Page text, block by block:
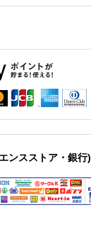
ンスストア・銀行)